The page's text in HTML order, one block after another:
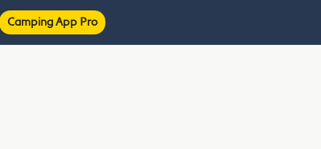
Camping App Pro